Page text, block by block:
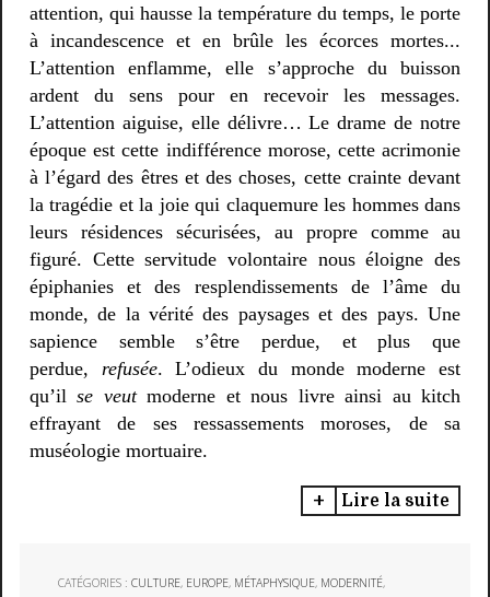
attention, qui hausse la température du temps, le porte
à incandescence et en brûle les écorces mortes...
L’attention enflamme, elle s’approche du buisson
ardent du sens pour en recevoir les messages.
L’attention aiguise, elle délivre… Le drame de notre
époque est cette indifférence morose, cette acrimonie
à l’égard des êtres et des choses, cette crainte devant
la tragédie et la joie qui claquemure les hommes dans
leurs résidences sécurisées, au propre comme au
figuré. Cette servitude volontaire nous éloigne des
épiphanies et des resplendissements de l’âme du
monde, de la vérité des paysages et des pays. Une
sapience semble s’être perdue, et plus que
perdue, refusée. L’odieux du monde moderne est
qu’ilse veutmoderne et nous livre ainsi au kitch
effrayant de ses ressassements moroses, de sa
muséologie mortuaire.
Lire la suite
CATÉGORIES :CULTURE, EUROPE, MÉTAPHYSIQUE, MODERNITÉ,